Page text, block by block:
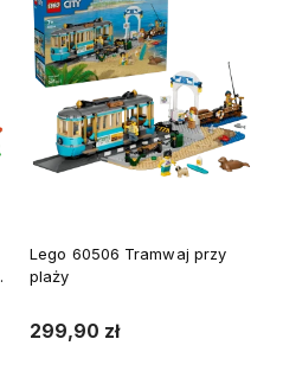
Lego 60506 Tramwaj przy
plaży
299,90 zł